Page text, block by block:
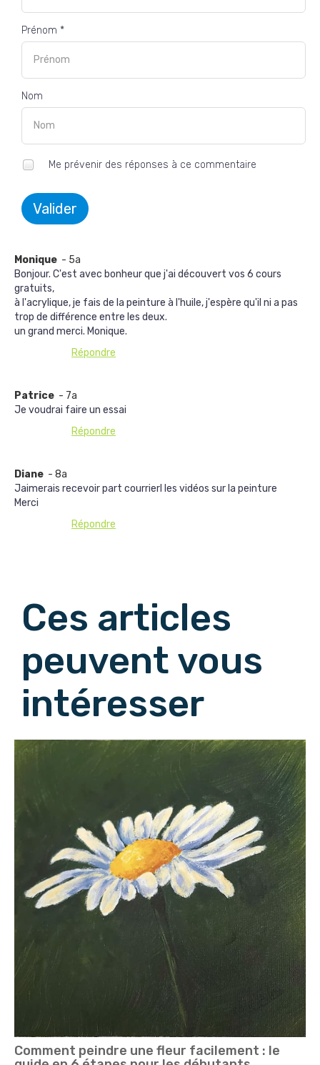
Prénom *
Nom
Me prévenir des réponses à ce commentaire
Valider
Monique - 5a
Bonjour. C'est avec bonheur que j'ai découvert vos 6 cours
gratuits,
à l'acrylique, je fais de la peinture à l'huile, j'espère qu'il ni a pas
trop de différence entre les deux.
un grand merci. Monique.
Répondre
Patrice - 7a
Je voudrai faire un essai
Répondre
Diane - 8a
Jaimerais recevoir part courrierl les vidéos sur la peinture
Merci
Répondre
Ces articles
peuvent vous
intéresser
Comment peindre une fleur facilement : le